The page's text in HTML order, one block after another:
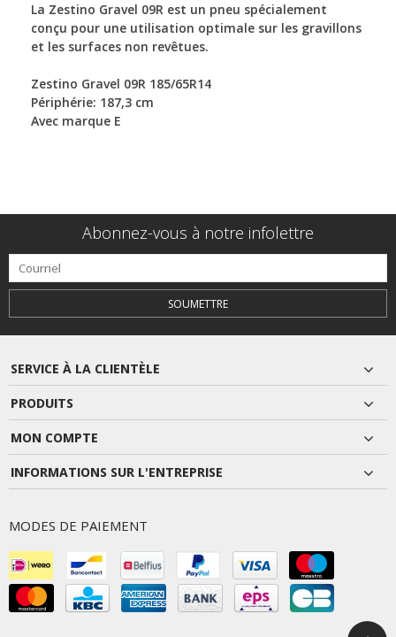
La Zestino Gravel 09R est un pneu spécialement
conçu pour une utilisation optimale sur les gravillons
et les surfaces non revêtues.
Zestino Gravel 09R 185/65R14
Périphérie: 187,3 cm
Avec marque E
Abonnez-vous à notre infolettre
SOUMETTRE
SERVICE À LA CLIENTÈLE
PRODUITS
MON COMPTE
INFORMATIONS SUR L'ENTREPRISE
MODES DE PAIEMENT